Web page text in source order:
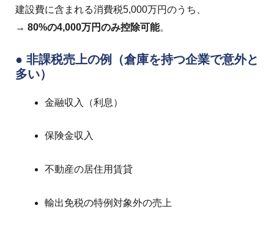
建設費に含まれる消費税5,000万円のうち、
→ 80%の4,000万円のみ控除可能。
● 非課税売上の例（倉庫を持つ企業で意外と
多い）
金融収入（利息）
保険金収入
不動産の居住用賃貸
輸出免税の特例対象外の売上